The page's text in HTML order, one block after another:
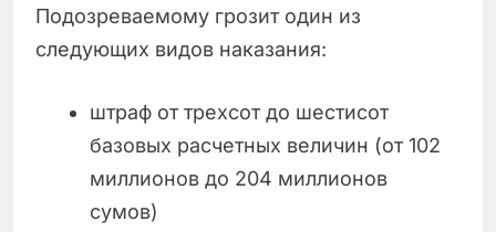
Подозреваемому грозит один из
следующих видов наказания:
штраф от трехсот до шестисот
базовых расчетных величин (от 102
миллионов до 204 миллионов
сумов)